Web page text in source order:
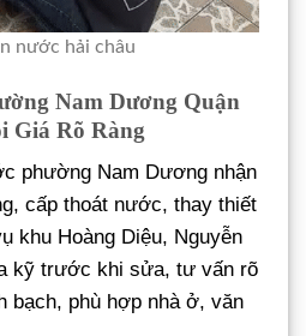
nước hải châu
Nam Dương Quận
Giá Rõ Ràng
phường Nam Dương nhận
cấp thoát nước, thay thiết
khu Hoàng Diệu, Nguyễn
kỹ trước khi sửa, tư vấn rõ
bạch, phù hợp nhà ở, văn